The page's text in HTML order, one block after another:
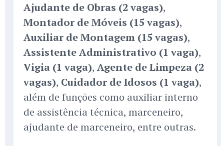
Ajudante de Obras (2 vagas),
Montador de Móveis (15 vagas),
Auxiliar de Montagem (15 vagas),
Assistente Administrativo (1 vaga),
Vigia (1 vaga), Agente de Limpeza (2
vagas), Cuidador de Idosos (1 vaga),
além de funções como auxiliar interno
de assistência técnica, marceneiro,
ajudante de marceneiro, entre outras.